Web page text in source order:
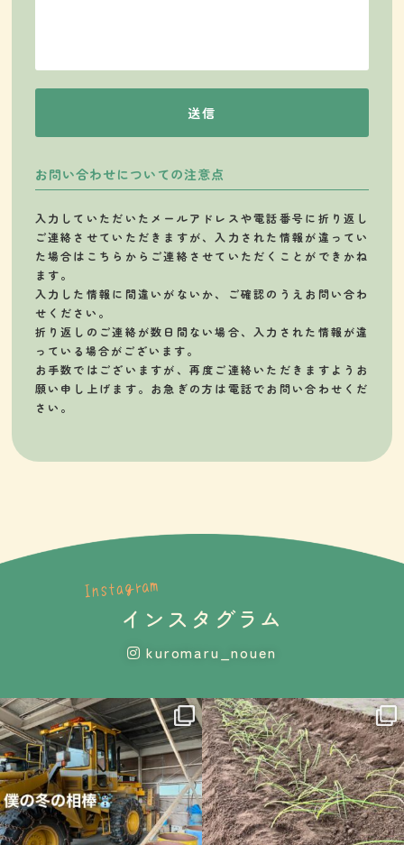
送信
お問い合わせについての注意点
入力していただいたメールアドレスや電話番号に折り返し
ご連絡させていただきますが、入力された情報が違ってい
た場合はこちらからご連絡させていただくことができかね
ます。
入力した情報に間違いがないか、ご確認のうえお問い合わ
せください。
折り返しのご連絡が数日間ない場合、入力された情報が違
っている場合がございます。
お手数ではございますが、再度ご連絡いただきますようお
願い申し上げます。お急ぎの方は電話でお問い合わせくだ
さい。
インスタグラム
kuromaru_nouen